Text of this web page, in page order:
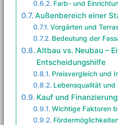
Farb- und
Außenbereich einer
Vorgärten und
Bedeutung der
Altbau vs. Neubau –
Entscheidungshilfe
Preisvergleich und
Lebensqualität
Kauf und
Wichtige Faktoren